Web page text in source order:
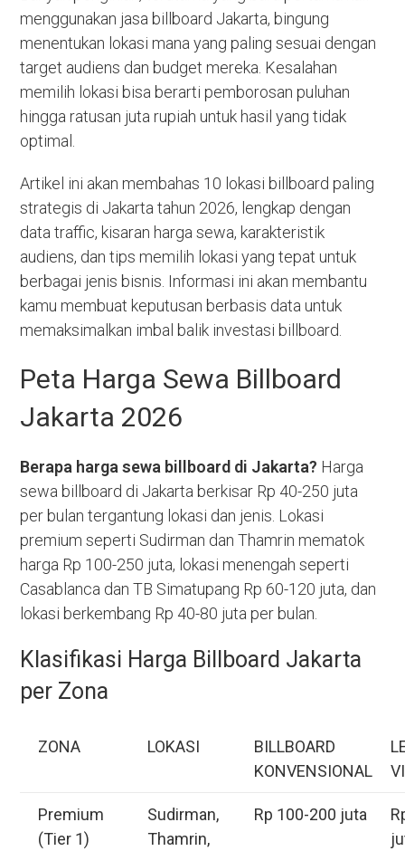
menggunakan jasa billboard Jakarta, bingung
menentukan lokasi mana yang paling sesuai dengan
target audiens dan budget mereka. Kesalahan
memilih lokasi bisa berarti pemborosan puluhan
hingga ratusan juta rupiah untuk hasil yang tidak
optimal.
Artikel ini akan membahas 10 lokasi billboard paling
strategis di Jakarta tahun 2026, lengkap dengan
data traffic, kisaran harga sewa, karakteristik
audiens, dan tips memilih lokasi yang tepat untuk
berbagai jenis bisnis. Informasi ini akan membantu
kamu membuat keputusan berbasis data untuk
memaksimalkan imbal balik investasi billboard.
Peta Harga Sewa Billboard
Jakarta 2026
Berapa harga sewa billboard di Jakarta? Harga
sewa billboard di Jakarta berkisar Rp 40-250 juta
per bulan tergantung lokasi dan jenis. Lokasi
premium seperti Sudirman dan Thamrin mematok
harga Rp 100-250 juta, lokasi menengah seperti
Casablanca dan TB Simatupang Rp 60-120 juta, dan
lokasi berkembang Rp 40-80 juta per bulan.
Klasifikasi Harga Billboard Jakarta
per Zona
ZONA LOKASI
BILLBOARD
KONVENSIONAL
Premium
(Tier 1)
Sudirman,
Thamrin,
Rp 100-200 juta